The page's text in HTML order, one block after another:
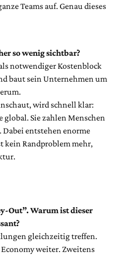
Teams auf. Genau dieses
so wenig sichtbar?
notwendiger Kostenblock
baut sein Unternehmen um
wird schnell klar:
Sie zahlen Menschen
entstehen enorme
kein Randproblem mehr,
Out”. Warum ist dieser
gleichzeitig treffen.
weiter. Zweitens